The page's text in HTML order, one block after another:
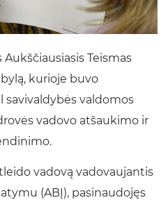
Aukščiausiasis Teismas
kurioje buvo
savivaldybės valdomos
vadovo atšaukimo ir
vadovą vadovaujantis
(ABĮ), pasinaudojęs